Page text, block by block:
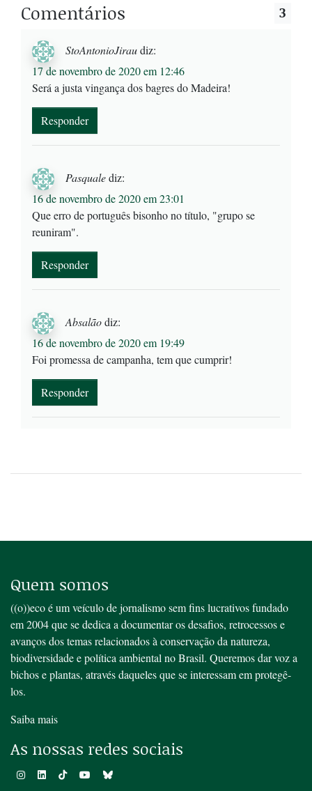
Comentários 3
StoAntonioJiraudiz:
17 de novembro de 2020 em 12:46
Será a justa vingança dos bagres do Madeira!
Responder
Pasqualediz:
16 de novembro de 2020 em 23:01
Que erro de português bisonho no título, "grupo se
reuniram".
Responder
Absalãodiz:
16 de novembro de 2020 em 19:49
Foi promessa de campanha, tem que cumprir!
Responder
Quem somos
((o))eco é um veículo de jornalismo sem fins lucrativos fundado
em 2004 que se dedica a documentar os desafios, retrocessos e
avanços dos temas relacionados à conservação da natureza,
biodiversidade e política ambiental no Brasil. Queremos dar voz a
bichos e plantas, através daqueles que se interessam em protegê-
los.
Saiba mais
As nossas redes sociais